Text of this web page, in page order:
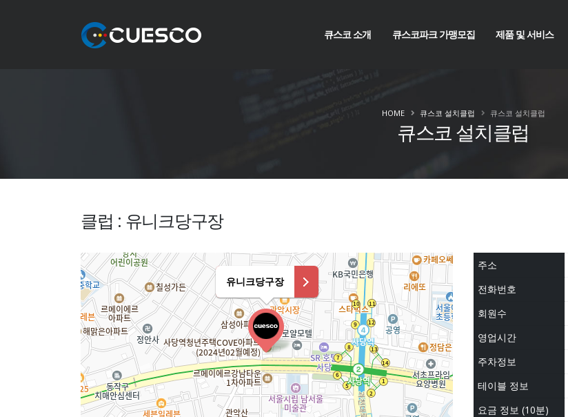
큐스코 소개 큐스코파크 가맹모집 제품 및 서비스
큐스코 설치클럽
HOME 큐스코 설치클럽 큐스코 설치클럽
클럽 : 유니크당구장
유니크당구장
주소
전화번호
회원수
영업시간
주차정보
테이블 정보
요금 정보 (10분)